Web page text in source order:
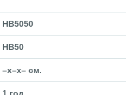
HB5050
HB50
–x–x– см.